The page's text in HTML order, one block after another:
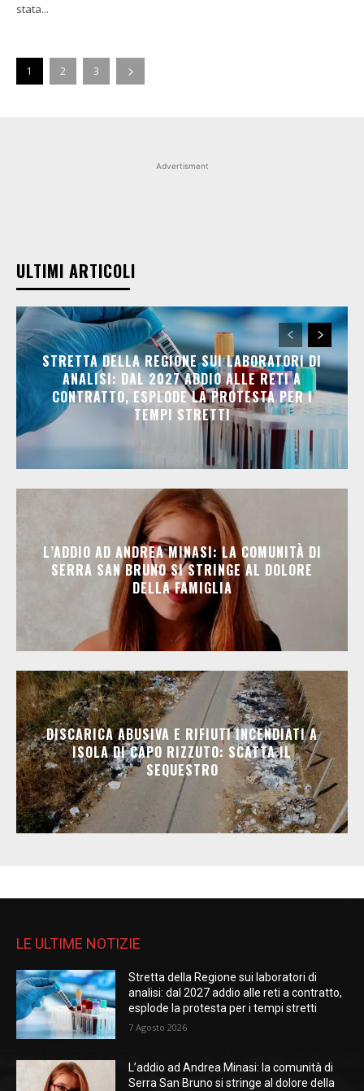
stata...
1 2 3
Advertisment
ULTIMI ARTICOLI
STRETTA DELLA REGIONE SUI LABORATORI DI
ANALISI: DAL 2027 ADDIO ALLE RETI A
CONTRATTO, ESPLODE LA PROTESTA PER I
TEMPI STRETTI
L’ADDIO AD ANDREA MINASI: LA COMUNITÀ DI
SERRA SAN BRUNO SI STRINGE AL DOLORE
DELLA FAMIGLIA
DISCARICA ABUSIVA E RIFIUTI INCENDIATI A
ISOLA DI CAPO RIZZUTO: SCATTA IL
SEQUESTRO
LE ULTIME NOTIZIE
Stretta della Regione sui laboratori di
analisi: dal 2027 addio alle reti a contratto,
esplode la protesta per i tempi stretti
7 Agosto 2026
L’addio ad Andrea Minasi: la comunità di
Serra San Bruno si stringe al dolore della